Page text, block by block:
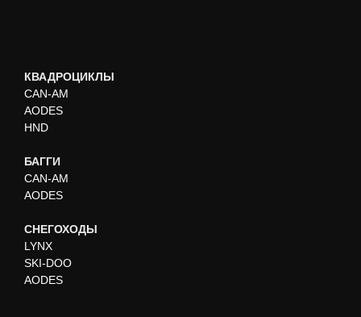
КВАДРОЦИКЛЫ
CAN-AM
AODES
HND
БАГГИ
CAN-AM
AODES
СНЕГОХОДЫ
LYNX
SKI-DOO
AODES